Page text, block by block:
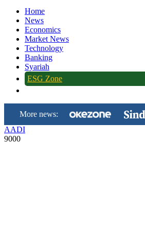
Home
News
Economics
Market News
Technology
Banking
Syariah
ESG Zone
More news:
AADI
9000